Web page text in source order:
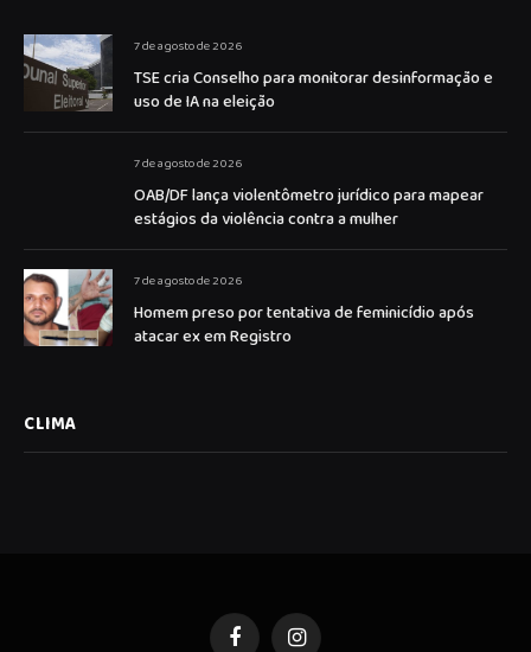
7 de agosto de 2026
TSE cria Conselho para monitorar desinformação e
uso de IA na eleição
7 de agosto de 2026
OAB/DF lança violentômetro jurídico para mapear
estágios da violência contra a mulher
7 de agosto de 2026
Homem preso por tentativa de feminicídio após
atacar ex em Registro
CLIMA